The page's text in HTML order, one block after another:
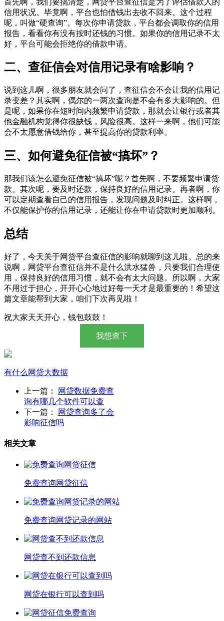
信用状况。毕竟啊，平台也怕借钱出去收不回来。这个过程
呢，叫做“硬查询”。每次你申请贷款，平台都会调取你的信用
报告，看看你有没有按时还钱的习惯。如果你的信用记录不太
好，平台可能会拒绝你的借款申请。
二、查征信会对信用记录有啥影响？
说到这儿啊，很多朋友就会问了，查征信会不会让我的信用记
录变差？其实啊，偶尔的一两次查询是不会有多大影响的。但
是呢，如果你在短时间内频繁申请贷款，那就会让银行或者其
他金融机构觉得你很缺钱，风险很高。这样一来啊，他们可能
会不太愿意借钱给你，甚至提高你的贷款利率。
三、如何避免征信被“搞坏”？
那我们该怎么避免征信被“搞坏”呢？首先啊，不要频繁申请贷
款。其次呢，要及时还款，保持良好的信用记录。再者啊，你
可以定期查看自己的信用报告，发现问题及时纠正。这样啊，
不仅能保护你的信用记录，还能让你在申请贷款时更加顺利。
总结
好了，今天关于网贷平台查征信的影响就聊到这儿啦。总的来
说啊，网贷平台查征信并不是什么洪水猛兽，只要我们合理使
用，保持良好的信用习惯，就不会有太大问题。所以啊，大家
不用过于担心，开开心心地过好每一天才是最重要的！希望这
篇文章能帮到大家，咱们下次再见啦！
祝大家天天开心，钱包鼓鼓！
我想查下
有什么 网贷大数据
上一篇：
网贷数据免费查
询有哪几个软件可以查
下一篇：
网贷查询多了会
影响征信吗
相关文章
免费查询网贷征信
免费查询网贷记录的网站
网贷查不到还款信息
网贷在银行可以查到吗